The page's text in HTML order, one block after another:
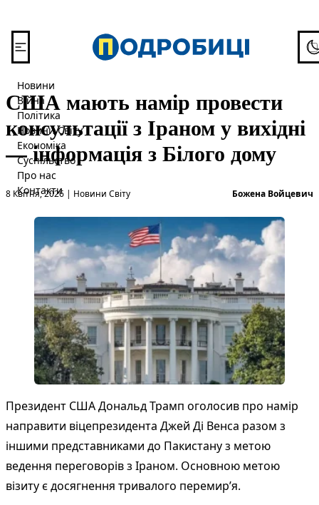
Новини
Війна
Політика
Новини Світу
Економіка
Суспільство
Про нас
Контакти
США мають намір провести
консультації з Іраном у вихідні
— інформація з Білого дому
8 Квітня, 2026 |
Опубліковано вНовини Світу Божена Войцевич
Президент США Дональд Трамп оголосив про намір
направити віцепрезидента Джей Ді Венса разом з
іншими представниками до Пакистану з метою
ведення переговорів з Іраном. Основною метою
візиту є досягнення тривалого перемир’я.